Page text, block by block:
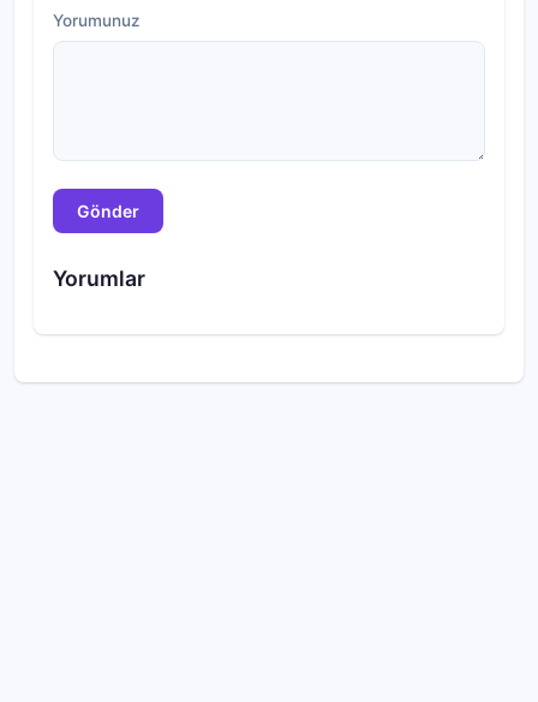
Yorumunuz
Gönder
Yorumlar